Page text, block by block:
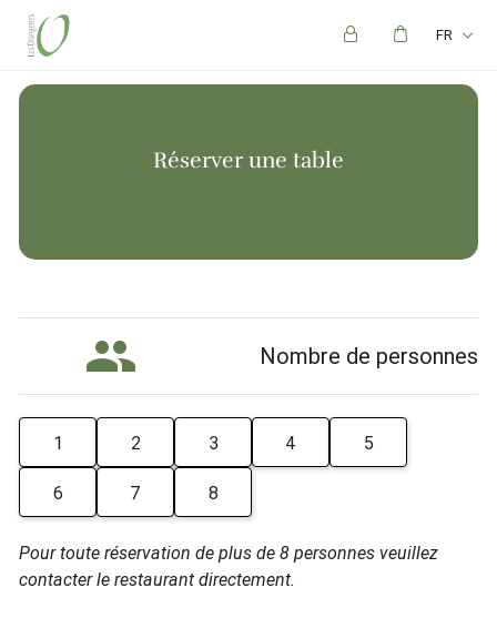
FR
Réserver une table
Nombre de personnes
1 2 3 4 5
6 7 8
Pour toute réservation de plus de 8 personnes veuillez
contacter le restaurant directement.